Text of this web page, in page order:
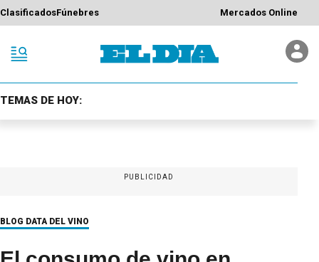
ClasificadosFúnebres Mercados Online
TEMAS DE HOY:
PUBLICIDAD
BLOG DATA DEL VINO